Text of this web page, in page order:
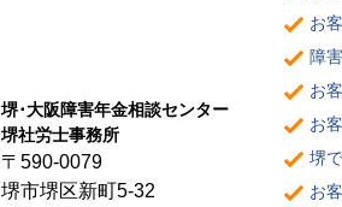
お
障
お
お
堺
お
堺･大阪障害年金相談センター
堺社労士事務所
〒590-0079
堺市堺区新町5-32